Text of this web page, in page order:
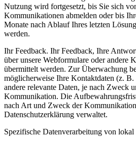
Nutzung wird fortgesetzt, bis Sie sich
Kommunikationen abmelden oder bis
Monate nach Ablauf Ihres letzten
werden.
Ihr Feedback. Ihr Feedback, Ihre
über unsere Webformulare oder andere
übermittelt werden. Zur Überwachung
möglicherweise Ihre Kontaktdaten (z.
andere relevante Daten, je nach Zweck
Kommunikation. Die
nach Art und Zweck der
Datenschutzerklärung verwaltet.
Spezifische Datenverarbeitung von